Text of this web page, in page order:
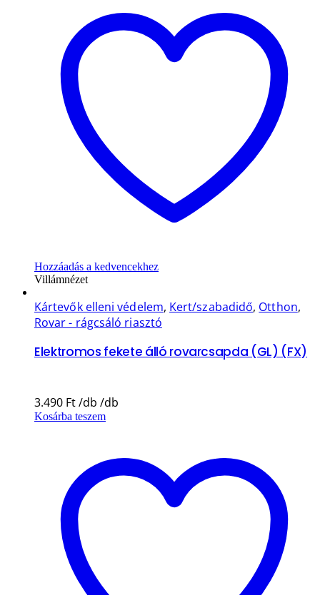
Hozzáadás a kedvencekhez
Villámnézet
Kártevők elleni védelem, Kert/szabadidő, Otthon,
Rovar - rágcsáló riasztó
Elektromos fekete álló rovarcsapda (GL) (FX)
3.490 Ft
Kosárba teszem